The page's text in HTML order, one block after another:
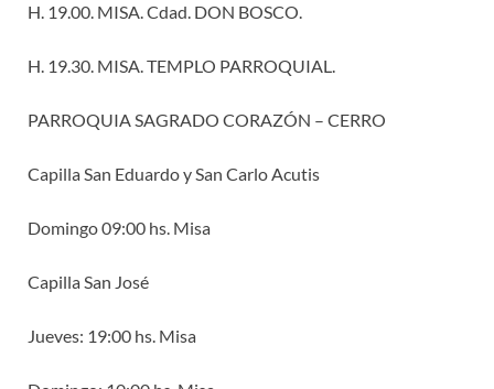
H. 19.00. MISA. Cdad. DON BOSCO.
H. 19.30. MISA. TEMPLO PARROQUIAL.
PARROQUIA SAGRADO CORAZÓN – CERRO
Capilla San Eduardo y San Carlo Acutis
Domingo 09:00 hs. Misa
Capilla San José
Jueves: 19:00 hs. Misa